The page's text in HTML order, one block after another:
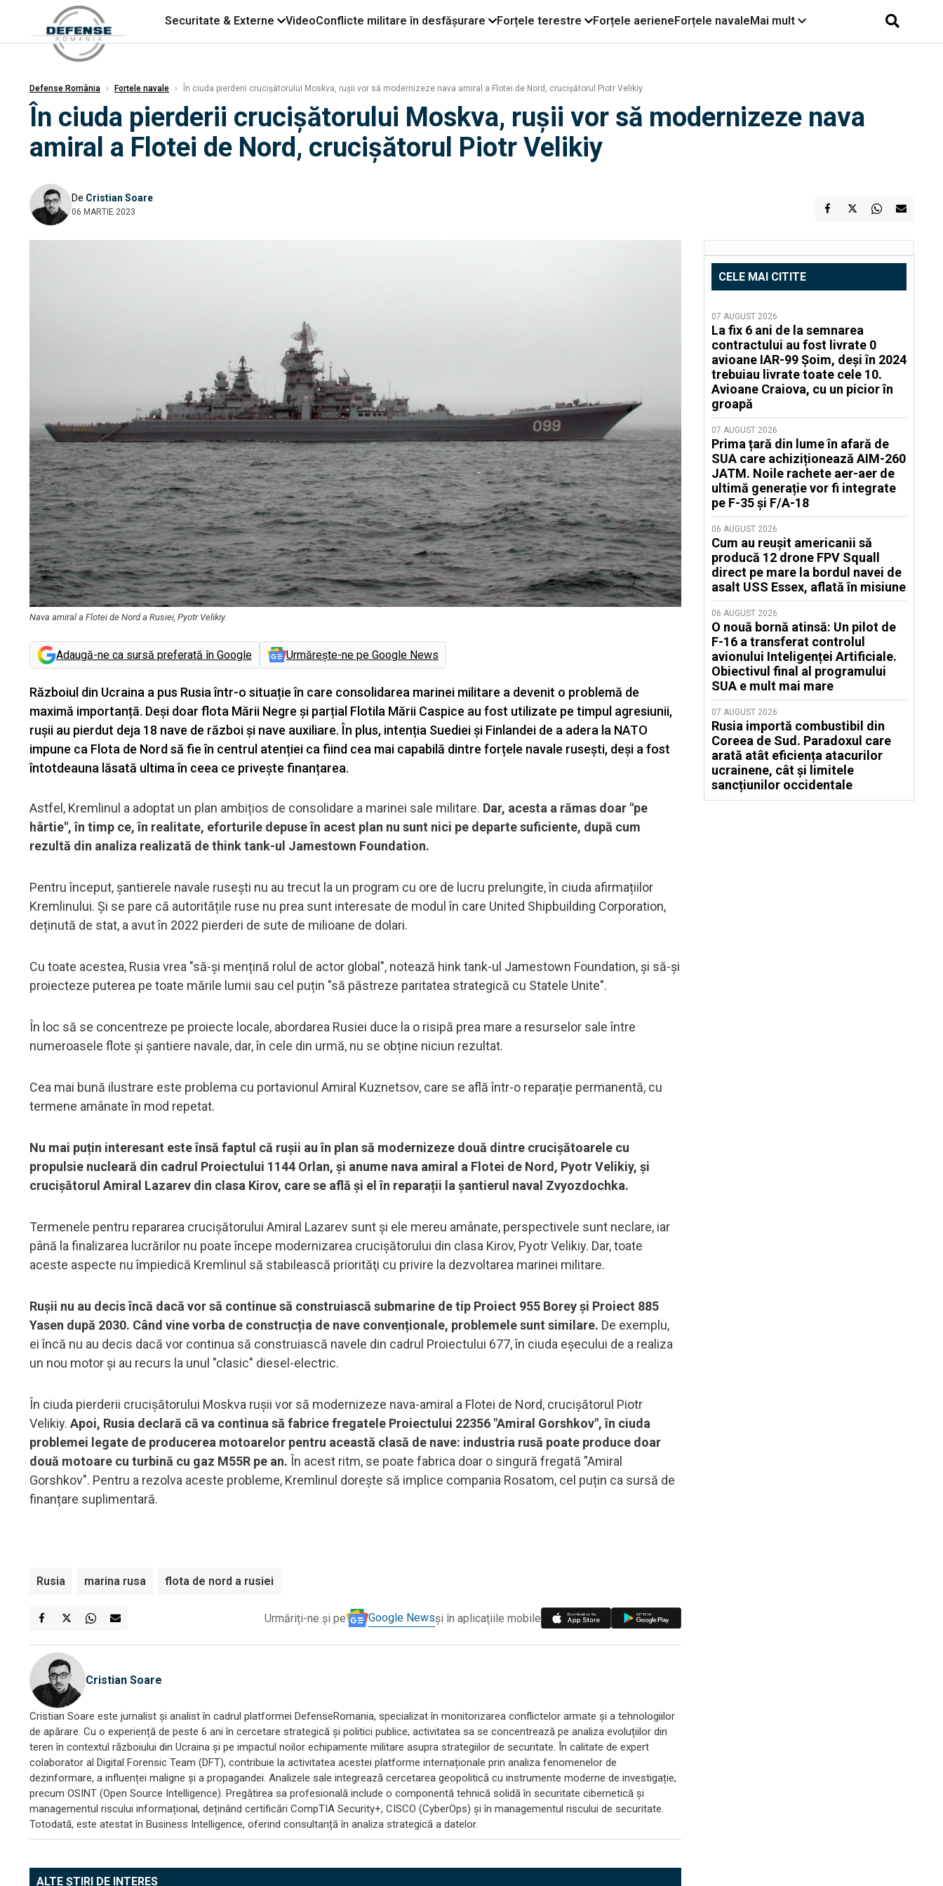
Securitate & Externe VideoConflicte militare în desfășurare Forțele terestre Forțele aerieneForțele navaleMai mult
Defense România › Forțele navale › În ciuda pierderii crucișătorului Moskva, rușii vor să modernizeze nava amiral a Flotei de Nord, crucișătorul Piotr Velikiy
În ciuda pierderii crucișătorului Moskva, rușii vor să modernizeze nava
amiral a Flotei de Nord, crucișătorul Piotr Velikiy
De Cristian Soare
06 MARTIE 2023
Nava amiral a Flotei de Nord a Rusiei, Pyotr Velikiy.
Adaugă-ne ca sursă preferată în Google Urmărește-ne pe Google News
Războiul din Ucraina a pus Rusia într-o situație în care consolidarea marinei militare a devenit o problemă de
maximă importanță. Deși doar flota Mării Negre și parțial Flotila Mării Caspice au fost utilizate pe timpul agresiunii,
rușii au pierdut deja 18 nave de război și nave auxiliare. În plus, intenția Suediei și Finlandei de a adera la NATO
impune ca Flota de Nord să fie în centrul atenției ca fiind cea mai capabilă dintre forțele navale rusești, deși a fost
întotdeauna lăsată ultima în ceea ce privește finanțarea.
Astfel, Kremlinul a adoptat un plan ambițios de consolidare a marinei sale militare. Dar, acesta a rămas doar "pe
hârtie", în timp ce, în realitate, eforturile depuse în acest plan nu sunt nici pe departe suficiente, după cum
rezultă din analiza realizată de think tank-ul Jamestown Foundation.
Pentru început, şantierele navale ruseşti nu au trecut la un program cu ore de lucru prelungite, în ciuda afirmațiilor
Kremlinului. Și se pare că autoritățile ruse nu prea sunt interesate de modul în care United Shipbuilding Corporation,
deținută de stat, a avut în 2022 pierderi de sute de milioane de dolari.
Cu toate acestea, Rusia vrea "să-și mențină rolul de actor global", notează hink tank-ul Jamestown Foundation, și să-și
proiecteze puterea pe toate mările lumii sau cel puțin "să păstreze paritatea strategică cu Statele Unite".
În loc să se concentreze pe proiecte locale, abordarea Rusiei duce la o risipă prea mare a resurselor sale între
numeroasele flote și șantiere navale, dar, în cele din urmă, nu se obține niciun rezultat.
Cea mai bună ilustrare este problema cu portavionul Amiral Kuznetsov, care se află într-o reparație permanentă, cu
termene amânate în mod repetat.
Nu mai puțin interesant este însă faptul că rușii au în plan să modernizeze două dintre crucișătoarele cu
propulsie nucleară din cadrul Proiectului 1144 Orlan, și anume nava amiral a Flotei de Nord, Pyotr Velikiy, și
crucișătorul Amiral Lazarev din clasa Kirov, care se află și el în reparații la șantierul naval Zvyozdochka.
Termenele pentru repararea crucișătorului Amiral Lazarev sunt și ele mereu amânate, perspectivele sunt neclare, iar
până la finalizarea lucrărilor nu poate începe modernizarea crucișătorului din clasa Kirov, Pyotr Velikiy. Dar, toate
aceste aspecte nu împiedică Kremlinul să stabilească priorităţi cu privire la dezvoltarea marinei militare.
Rușii nu au decis încă dacă vor să continue să construiască submarine de tip Proiect 955 Borey și Proiect 885
Yasen după 2030. Când vine vorba de construcția de nave convenționale, problemele sunt similare. De exemplu,
ei încă nu au decis dacă vor continua să construiască navele din cadrul Proiectului 677, în ciuda eșecului de a realiza
un nou motor și au recurs la unul "clasic" diesel-electric.
În ciuda pierderii crucișătorului Moskva rușii vor să modernizeze nava-amiral a Flotei de Nord, crucișătorul Piotr
Velikiy. Apoi, Rusia declară că va continua să fabrice fregatele Proiectului 22356 "Amiral Gorshkov", în ciuda
problemei legate de producerea motoarelor pentru această clasă de nave: industria rusă poate produce doar
două motoare cu turbină cu gaz M55R pe an. În acest ritm, se poate fabrica doar o singură fregată "Amiral
Gorshkov". Pentru a rezolva aceste probleme, Kremlinul dorește să implice compania Rosatom, cel puțin ca sursă de
finanțare suplimentară.
Rusia marina rusa flota de nord a rusiei
Urmăriți-ne și pe Google Newsși în aplicațiile mobile
Cristian Soare
Cristian Soare este jurnalist și analist în cadrul platformei DefenseRomania, specializat în monitorizarea conflictelor armate și a tehnologiilor
de apărare. Cu o experiență de peste 6 ani în cercetare strategică și politici publice, activitatea sa se concentrează pe analiza evoluțiilor din
teren în contextul războiului din Ucraina și pe impactul noilor echipamente militare asupra strategiilor de securitate. În calitate de expert
colaborator al Digital Forensic Team (DFT), contribuie la activitatea acestei platforme internaționale prin analiza fenomenelor de
dezinformare, a influenței maligne și a propagandei. Analizele sale integrează cercetarea geopolitică cu instrumente moderne de investigație,
precum OSINT (Open Source Intelligence). Pregătirea sa profesională include o componentă tehnică solidă în securitate cibernetică și
managementul riscului informațional, deținând certificări CompTIA Security+, CISCO (CyberOps) și în managementul riscului de securitate.
Totodată, este atestat în Business Intelligence, oferind consultanță în analiza strategică a datelor.
ALTE ȘTIRI DE INTERES
CELE MAI CITITE
07 AUGUST 2026
La fix 6 ani de la semnarea
contractului au fost livrate 0
avioane IAR-99 Șoim, deși în 2024
trebuiau livrate toate cele 10.
Avioane Craiova, cu un picior în
groapă
07 AUGUST 2026
Prima țară din lume în afară de
SUA care achiziționează AIM-260
JATM. Noile rachete aer-aer de
ultimă generație vor fi integrate
pe F-35 și F/A-18
06 AUGUST 2026
Cum au reușit americanii să
producă 12 drone FPV Squall
direct pe mare la bordul navei de
asalt USS Essex, aflată în misiune
06 AUGUST 2026
O nouă bornă atinsă: Un pilot de
F-16 a transferat controlul
avionului Inteligenței Artificiale.
Obiectivul final al programului
SUA e mult mai mare
07 AUGUST 2026
Rusia importă combustibil din
Coreea de Sud. Paradoxul care
arată atât eficiența atacurilor
ucrainene, cât și limitele
sancțiunilor occidentale